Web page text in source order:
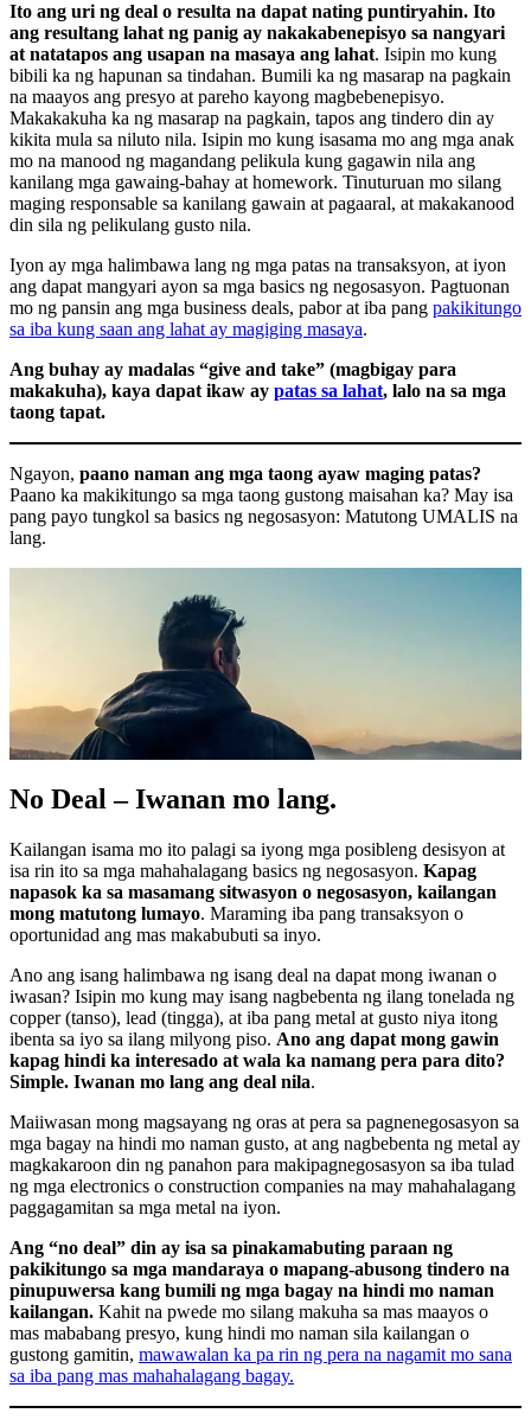
Ito ang uri ng deal o resulta na dapat nating puntiryahin. Ito
ang resultang lahat ng panig ay nakakabenepisyo sa nangyari
at natatapos ang usapan na masaya ang lahat. Isipin mo kung
bibili ka ng hapunan sa tindahan. Bumili ka ng masarap na pagkain
na maayos ang presyo at pareho kayong magbebenepisyo.
Makakakuha ka ng masarap na pagkain, tapos ang tindero din ay
kikita mula sa niluto nila. Isipin mo kung isasama mo ang mga anak
mo na manood ng magandang pelikula kung gagawin nila ang
kanilang mga gawaing-bahay at homework. Tinuturuan mo silang
maging responsable sa kanilang gawain at pagaaral, at makakanood
din sila ng pelikulang gusto nila.
Iyon ay mga halimbawa lang ng mga patas na transaksyon, at iyon
ang dapat mangyari ayon sa mga basics ng negosasyon. Pagtuonan
mo ng pansin ang mga business deals, pabor at iba pang pakikitungo
sa iba kung saan ang lahat ay magiging masaya.
Ang buhay ay madalas “give and take” (magbigay para
makakuha), kaya dapat ikaw ay patas sa lahat, lalo na sa mga
taong tapat.
Ngayon, paano naman ang mga taong ayaw maging patas?
Paano ka makikitungo sa mga taong gustong maisahan ka? May isa
pang payo tungkol sa basics ng negosasyon: Matutong UMALIS na
lang.
No Deal – Iwanan mo lang.
Kailangan isama mo ito palagi sa iyong mga posibleng desisyon at
isa rin ito sa mga mahahalagang basics ng negosasyon. Kapag
napasok ka sa masamang sitwasyon o negosasyon, kailangan
mong matutong lumayo. Maraming iba pang transaksyon o
oportunidad ang mas makabubuti sa inyo.
Ano ang isang halimbawa ng isang deal na dapat mong iwanan o
iwasan? Isipin mo kung may isang nagbebenta ng ilang tonelada ng
copper (tanso), lead (tingga), at iba pang metal at gusto niya itong
ibenta sa iyo sa ilang milyong piso. Ano ang dapat mong gawin
kapag hindi ka interesado at wala ka namang pera para dito?
Simple. Iwanan mo lang ang deal nila.
Maiiwasan mong magsayang ng oras at pera sa pagnenegosasyon sa
mga bagay na hindi mo naman gusto, at ang nagbebenta ng metal ay
magkakaroon din ng panahon para makipagnegosasyon sa iba tulad
ng mga electronics o construction companies na may mahahalagang
paggagamitan sa mga metal na iyon.
Ang “no deal” din ay isa sa pinakamabuting paraan ng
pakikitungo sa mga mandaraya o mapang-abusong tindero na
pinupuwersa kang bumili ng mga bagay na hindi mo naman
kailangan. Kahit na pwede mo silang makuha sa mas maayos o
mas mababang presyo, kung hindi mo naman sila kailangan o
gustong gamitin, mawawalan ka pa rin ng pera na nagamit mo sana
sa iba pang mas mahahalagang bagay.